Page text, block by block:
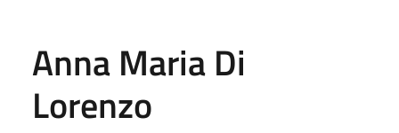
Anna Maria Di
Lorenzo